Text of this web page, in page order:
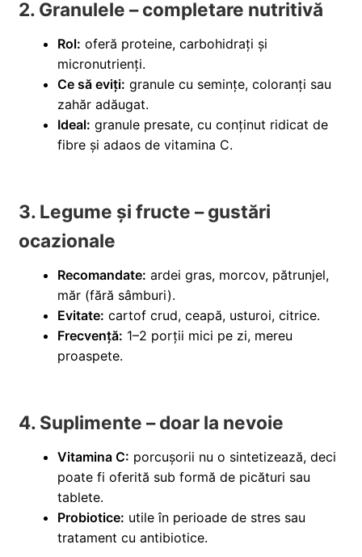
2. Granulele – completare nutritivă
Rol: oferă proteine, carbohidrați și
micronutrienți.
Ce să eviți: granule cu semințe, coloranți sau
zahăr adăugat.
Ideal: granule presate, cu conținut ridicat de
fibre și adaos de vitamina C.
3. Legume și fructe – gustări
ocazionale
Recomandate: ardei gras, morcov, pătrunjel,
măr (fără sâmburi).
Evitate: cartof crud, ceapă, usturoi, citrice.
Frecvență: 1–2 porții mici pe zi, mereu
proaspete.
4. Suplimente – doar la nevoie
Vitamina C: porcușorii nu o sintetizează, deci
poate fi oferită sub formă de picături sau
tablete.
Probiotice: utile în perioade de stres sau
tratament cu antibiotice.